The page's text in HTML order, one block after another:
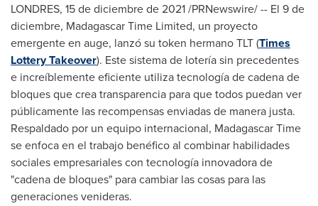
LONDRES, 15 de diciembre de 2021 /PRNewswire/ -- El 9 de
diciembre, Madagascar Time Limited, un proyecto
emergente en auge, lanzó su token hermano TLT (Times
Lottery Takeover). Este sistema de lotería sin precedentes
e increíblemente eficiente utiliza tecnología de cadena de
bloques que crea transparencia para que todos puedan ver
públicamente las recompensas enviadas de manera justa.
Respaldado por un equipo internacional, Madagascar Time
se enfoca en el trabajo benéfico al combinar habilidades
sociales empresariales con tecnología innovadora de
"cadena de bloques" para cambiar las cosas para las
generaciones venideras.